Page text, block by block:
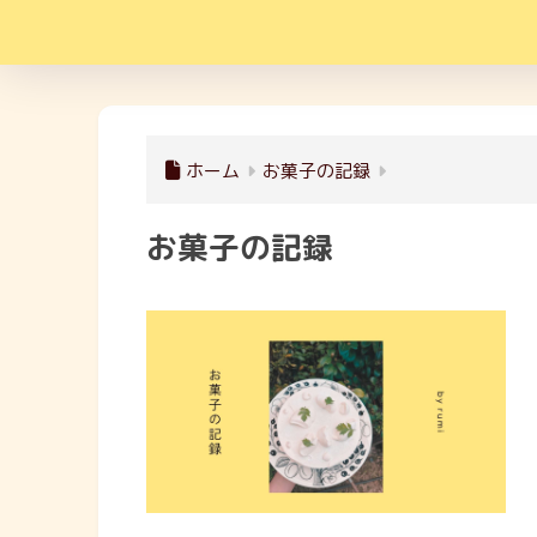
ホーム お菓子の記録
お菓子の記録